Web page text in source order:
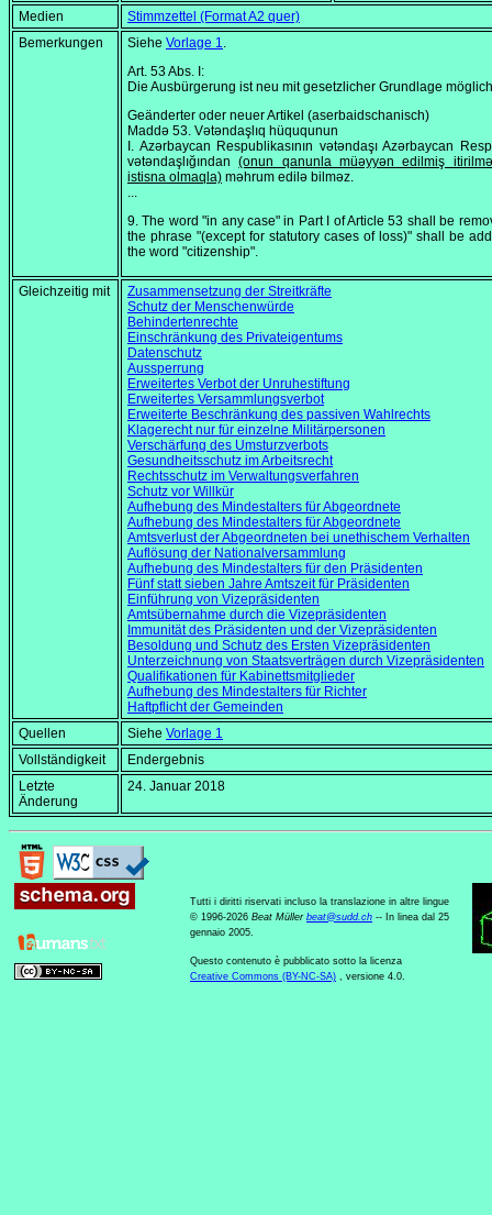
Medien
Stimmzettel (Format A2 quer)
Bemerkungen
Siehe Vorlage 1.
Art. 53 Abs. I:
Die Ausbürgerung ist neu mit gesetzlicher Grundlage
Geänderter oder neuer Artikel (aserbaidschanisch)
Maddə 53. Vətəndaşlıq hüququnun
I. Azərbaycan Respublikasının vətəndaşı Azərbaycan
vətəndaşlığından(onun qanunla müəyyən edilmiş
istisna olmaqla) məhrum edilə bilməz.
...
9. The word "in any case" in Part I of Article 53 shall be
the phrase "(except for statutory cases of loss)" shall be
the word "citizenship".
Gleichzeitig mit
Zusammensetzung der Streitkräfte
Schutz der Menschenwürde
Behindertenrechte
Einschränkung des Privateigentums
Datenschutz
Aussperrung
Erweitertes Verbot der Unruhestiftung
Erweitertes Versammlungsverbot
Erweiterte Beschränkung des passiven Wahlrechts
Klagerecht nur für einzelne Militärpersonen
Verschärfung des Umsturzverbots
Gesundheitsschutz im Arbeitsrecht
Rechtsschutz im Verwaltungsverfahren
Schutz vor Willkür
Aufhebung des Mindestalters für Abgeordnete
Aufhebung des Mindestalters für Abgeordnete
Amtsverlust der Abgeordneten bei unethischem Verhalten
Auflösung der Nationalversammlung
Aufhebung des Mindestalters für den Präsidenten
Fünf statt sieben Jahre Amtszeit für Präsidenten
Einführung von Vizepräsidenten
Amtsübernahme durch die Vizepräsidenten
Immunität des Präsidenten und der Vizepräsidenten
Besoldung und Schutz des Ersten Vizepräsidenten
Unterzeichnung von Staatsverträgen durch Vizepräsidenten
Qualifikationen für Kabinettsmitglieder
Aufhebung des Mindestalters für Richter
Haftpflicht der Gemeinden
Quellen
Siehe Vorlage 1
Vollständigkeit
Endergebnis
Letzte
Änderung
24. Januar 2018
Tutti i diritti riservati incluso la translazione in altre lingue
© 1996-2026 Beat Müller beat@sudd.ch -- In linea dal 25
gennaio 2005.
Questo contenuto è pubblicato sotto la licenza
Creative Commons (BY-NC-SA) , versione 4.0.